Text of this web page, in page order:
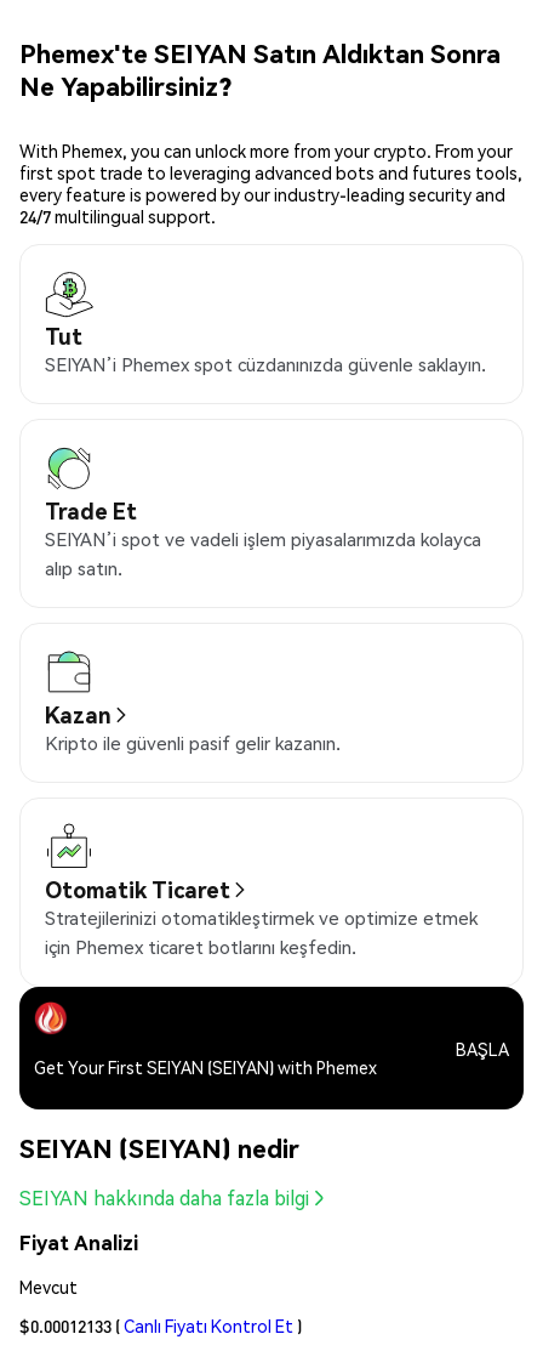
Phemex'te SEIYAN Satın Aldıktan Sonra
Ne Yapabilirsiniz?
With Phemex, you can unlock more from your crypto. From your
first spot trade to leveraging advanced bots and futures tools,
every feature is powered by our industry-leading security and
24/7 multilingual support.
Tut
SEIYAN’i Phemex spot cüzdanınızda güvenle saklayın.
Trade Et
SEIYAN’i spot ve vadeli işlem piyasalarımızda kolayca
alıp satın.
Kazan
Kripto ile güvenli pasif gelir kazanın.
Otomatik Ticaret
Stratejilerinizi otomatikleştirmek ve optimize etmek
için Phemex ticaret botlarını keşfedin.
Get Your First SEIYAN (SEIYAN) with Phemex
BAŞLA
SEIYAN (SEIYAN) nedir
SEIYAN hakkında daha fazla bilgi
Fiyat Analizi
Mevcut
$0.00012133 (Canlı Fiyatı Kontrol Et )